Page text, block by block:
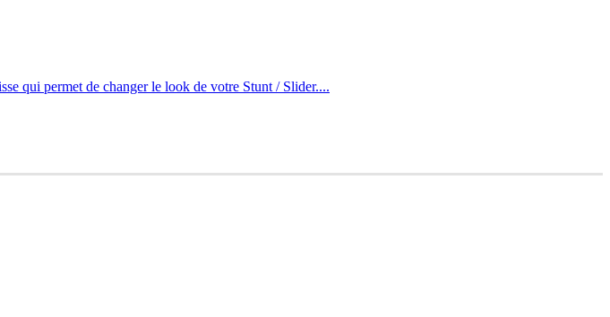
qui permet de changer le look de votre Stunt / Slider....